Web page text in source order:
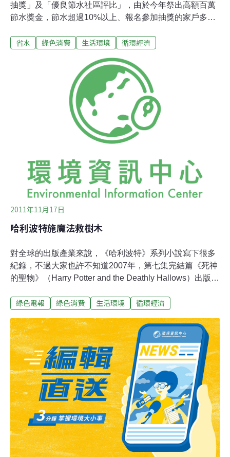
抽獎」及「優良節水社區評比」，由於今年祭出高額百萬
節水獎金，節水超過10%以上、報名參加抽獎的家戶多達
社區為政大華府第二社區，住戶每人每天使用水量約128
升，一個月省下了150元的水費。台北市自來水事業處企
畫科長吳能鴻說，最佳節水的社區政大華府第二社區，住
戶每人每天使用128公升的水量，相較於台北市民每人每
天用水225公升，少了一百多公升，節水成績相當不錯。
至於進步最多的新潤悅峰公寓大廈，比較去年平均每戶每
天節省了657公升的水，一個月下來，每個月也省下了20
度水、150元左右的水費。吳能鴻說，社區節水可以從家
成省水裝置，每按一次馬桶沖水就可以省好幾公升水量，
而除了換成省水裝置，也可以聰明用
省水 綠色消費 生活環境 循環經濟
2011年11月17日
哈利波特施魔法救樹木
對全球的出版產業來說，《哈利波特》系列小說寫下很多
紀錄，不過大家也許不知道2007年，第七集完結篇《死神
的聖物》（Harry Potter and the Deathly Hallows）出版
型」風潮。這麼神奇的事情，就讓我們繼續看下去…長期
認為是不環保的產業，也一直在思索更環保的方式。2007
年在全球熱鬧問世的英語版第七集《哈利波特》，全面採
用「環保紙張」，總共有16個國家的出版社參與這項計
畫，是「出版史上規模最大的環保運動」。根據環保研究
機構Market Initiative估計，光是這項出版計畫，預計就可
挽救將近20萬棵樹木，大約等於2.5個紐約中央公園，這些
樹木可吸收將近800萬公斤的溫室氣體，大約等於1,600輛
汽車一年的排放量。《哈利波特》第七集採用環保紙張，
影響的不光只是「地球
綠色電報 綠色消費 生活環境 循環經濟